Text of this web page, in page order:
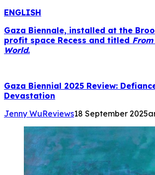
ENGLISH
Gaza Biennale, installed at the
profit space Recess and titled
World.
Gaza Biennial 2025 Review:
Devastation
Jenny WuReviews18 September 2025